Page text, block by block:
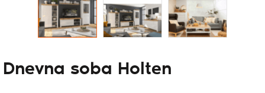
Dnevna soba Holten